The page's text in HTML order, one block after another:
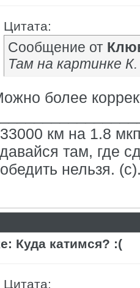
Цитата:
Сообщение от
Там на картинке
более
км на 1.8
там, где
нельзя.
Куда катимся? :(
Цитата: